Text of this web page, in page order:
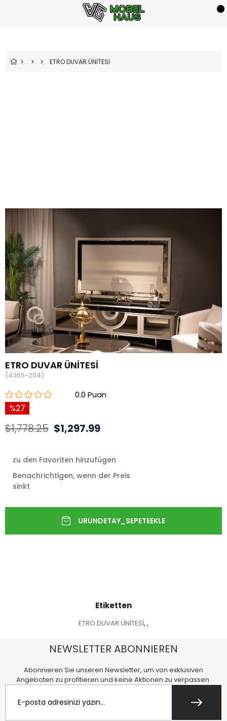
ETRO DUVAR ÜNİTESİ
ETRO DUVAR ÜNİTESİ
(4365-204)
0.0
27
$1,778.25 $1,297.99
zu den Favoriten hinzufügen
Benachrichtigen, wenn der Preis
sinkt
Etiketten
ETRO DUVAR ÜNİTESİ, ,
NEWSLETTER ABONNIEREN
Abonnieren Sie unseren Newsletter, um von exklusiven
Angeboten zu profitieren und keine Aktionen zu verpassen.